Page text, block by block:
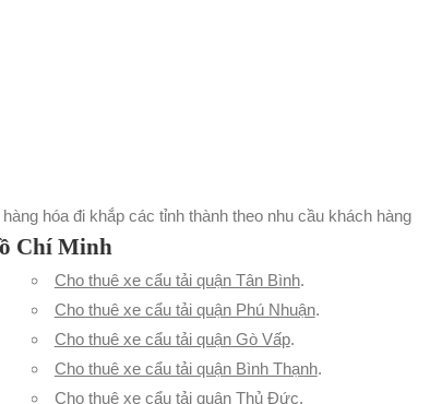
hóa đi khắp các tỉnh thành theo nhu cầu khách hàng
Chí Minh
Cho thuê xe cẩu tải quận Tân Bình.
Cho thuê xe cẩu tải quận Phú Nhuận.
Cho thuê xe cẩu tải quận Gò Vấp.
Cho thuê xe cẩu tải quận Bình Thạnh.
Cho thuê xe cẩu tải quận Thủ Đức.